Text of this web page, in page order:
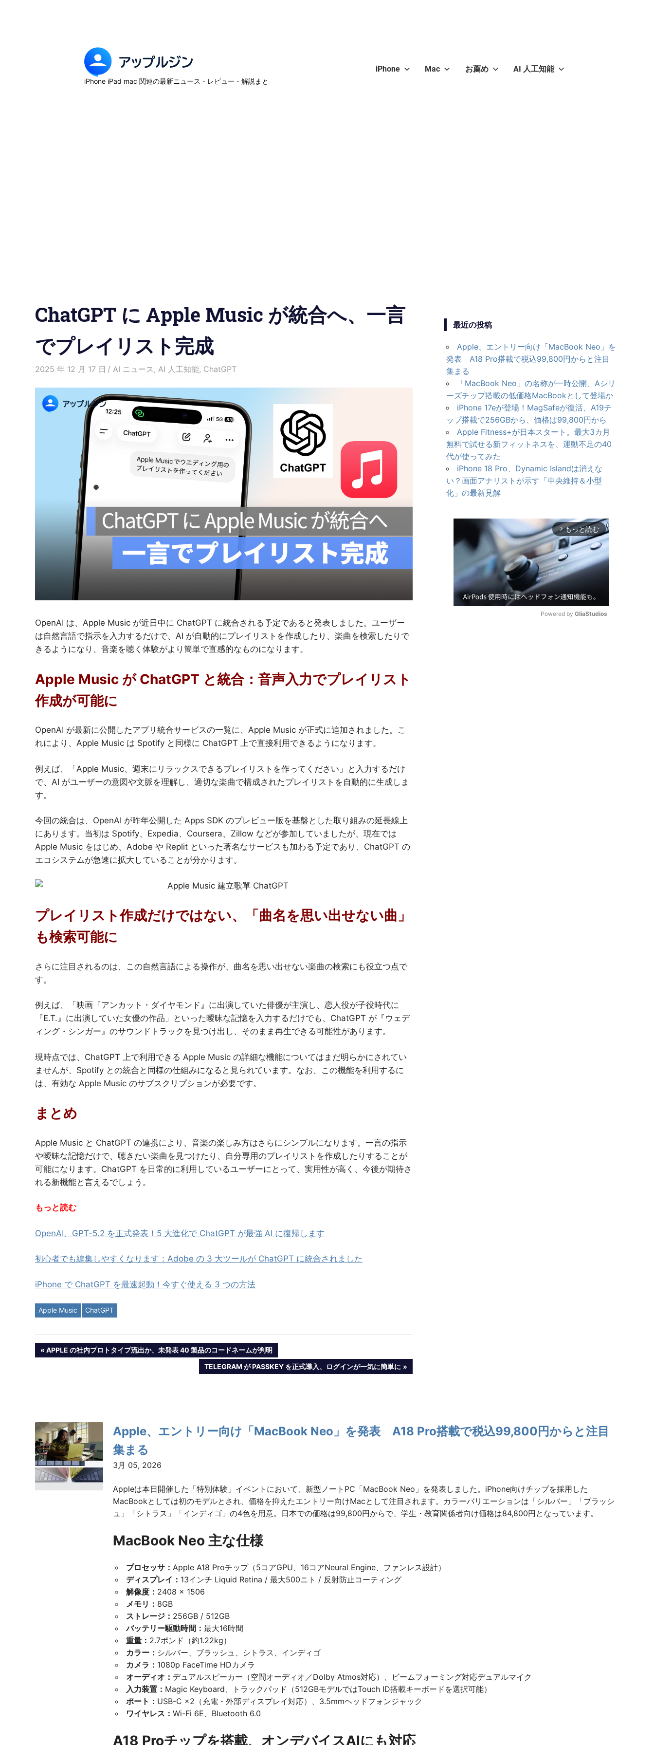
ッ
と
便
利
機
能
紹
介
iPhone iPad mac 関連の最新ニュース・レビュー・解説まと
iPhone Mac お薦め AI 人工知能
ChatGPT に Apple Music が統合へ、一言
でプレイリスト完成
2025 年 12 月 17 日 愛麗絲
AI ニュース , AI 人工知能, ChatGPT
OpenAI は、Apple Music が近日中に ChatGPT に統合される予定であると発表しました。ユーザー
は自然言語で指示を入力するだけで、AI が自動的にプレイリストを作成したり、楽曲を検索したりで
きるようになり、音楽を聴く体験がより簡単で直感的なものになります。
Apple Music が ChatGPT と統合：音声入力でプレイリスト
作成が可能に
OpenAI が最新に公開したアプリ統合サービスの一覧に、Apple Music が正式に追加されました。こ
れにより、Apple Music は Spotify と同様に ChatGPT 上で直接利用できるようになります。
例えば、「Apple Music、週末にリラックスできるプレイリストを作ってください」と入力するだけ
で、AI がユーザーの意図や文脈を理解し、適切な楽曲で構成されたプレイリストを自動的に生成しま
す。
今回の統合は、OpenAI が昨年公開した Apps SDK のプレビュー版を基盤とした取り組みの延長線上
にあります。当初は Spotify、Expedia、Coursera、Zillow などが参加していましたが、現在では
Apple Music をはじめ、Adobe や Replit といった著名なサービスも加わる予定であり、ChatGPT の
エコシステムが急速に拡大していることが分かります。
プレイリスト作成だけではない、「曲名を思い出せない曲」
も検索可能に
さらに注目されるのは、この自然言語による操作が、曲名を思い出せない楽曲の検索にも役立つ点で
す。
例えば、「映画『アンカット・ダイヤモンド』に出演していた俳優が主演し、恋人役が子役時代に
『E.T.』に出演していた女優の作品」といった曖昧な記憶を入力するだけでも、ChatGPT が『ウェデ
ィング・シンガー』のサウンドトラックを見つけ出し、そのまま再生できる可能性があります。
現時点では、ChatGPT 上で利用できる Apple Music の詳細な機能についてはまだ明らかにされてい
ませんが、Spotify との統合と同様の仕組みになると見られています。なお、この機能を利用するに
は、有効な Apple Music のサブスクリプションが必要です。
まとめ
Apple Music と ChatGPT の連携により、音楽の楽しみ方はさらにシンプルになります。一言の指示
や曖昧な記憶だけで、聴きたい楽曲を見つけたり、自分専用のプレイリストを作成したりすることが
可能になります。ChatGPT を日常的に利用しているユーザーにとって、実用性が高く、今後が期待さ
れる新機能と言えるでしょう。
もっと読む
OpenAI、GPT-5.2 を正式発表！5 大進化で ChatGPT が最強 AI に復帰します
初心者でも編集しやすくなります：Adobe の 3 大ツールが ChatGPT に統合されました
iPhone で ChatGPT を最速起動！今すぐ使える 3 つの方法
Apple Music ChatGPT
投
ゲ
ー
シ
PREVIOUS
POST:
APPLE の社内プロトタイプ流出か、未発表 40 製品のコードネームが判明
NEXT
POST:
TELEGRAM が PASSKEY を正式導入、ログインが一気に簡単に
最近の投稿
Apple、エントリー向け「MacBook Neo」を
発表 A18 Pro搭載で税込99,800円からと注目
集まる
「MacBook Neo」の名称が一時公開、Aシリ
ーズチップ搭載の低価格MacBookとして登場か
iPhone 17eが登場！MagSafeが復活、A19チ
ップ搭載で256GBから、価格は99,800円から
Apple Fitness+が日本スタート。最大3カ月
無料で試せる新フィットネスを、運動不足の40
代が使ってみた
iPhone 18 Pro、Dynamic Islandは消えな
い？画面アナリストが示す「中央維持＆小型
化」の最新見解
arrow_forward_ios もっと読む
Powered by GliaStudios
Apple、エントリー向け「MacBook Neo」を発表 A18 Pro搭載で税込99,800円からと注目
集まる
3月 05, 2026
Appleは本日開催した「特別体験」イベントにおいて、新型ノートPC「MacBook Neo」を発表しました。iPhone向けチップを採用した
MacBookとしては初のモデルとされ、価格を抑えたエントリー向けMacとして注目されます。カラーバリエーションは「シルバー」「ブラッシ
ュ」「シトラス」「インディゴ」の4色を用意。日本での価格は99,800円からで、学生・教育関係者向け価格は84,800円となっています。
MacBook Neo 主な仕様
プロセッサ： Apple A18 Proチップ（5コアGPU、16コアNeural Engine、ファンレス設計）
ディスプレイ： 13インチ Liquid Retina / 最大500ニト / 反射防止コーティング
解像度： 2408 × 1506
メモリ： 8GB
ストレージ： 256GB / 512GB
バッテリー駆動時間： 最大16時間
重量： 2.7ポンド（約1.22kg）
カラー： シルバー、ブラッシュ、シトラス、インディゴ
カメラ： 1080p FaceTime HDカメラ
オーディオ： デュアルスピーカー（空間オーディオ／Dolby Atmos対応）、ビームフォーミング対応デュアルマイク
入力装置： Magic Keyboard、トラックパッド（512GBモデルではTouch ID搭載キーボードを選択可能）
ポート： USB-C ×2（充電・外部ディスプレイ対応）、3.5mmヘッドフォンジャック
ワイヤレス： Wi-Fi 6E、Bluetooth 6.0
A18 Proチップを搭載、オンデバイスAIにも対応